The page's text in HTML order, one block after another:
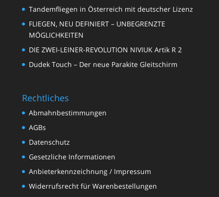
Tandemfliegen in Österreich mit deutscher Lizenz
FLIEGEN, NEU DEFINIERT – UNBEGRENZTE
MÖGLICHKEITEN
DIE ZWEI-LEINER-REVOLUTION NIVIUK Artik R 2
Dudek Touch – Der neue Parakite Gleitschirm
Rechtliches
Abmahnbestimmungen
AGBs
Datenschutz
Gesetzliche Informationen
Anbieterkennzeichnung / Impressum
Widerrufsrecht für Warenbestellungen